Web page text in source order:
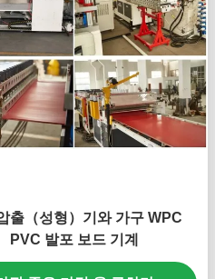
출（성형）기와 가구 WPC
PVC 발포 보드 기계